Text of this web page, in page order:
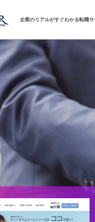
企業のリアルがすぐわかる転職